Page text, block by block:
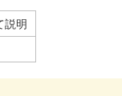
説明